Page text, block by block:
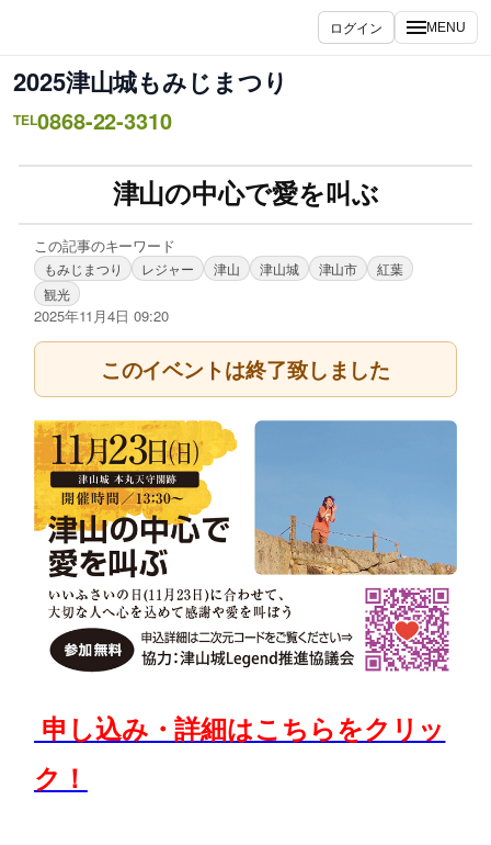
ログイン MENU
2025津山城もみじまつり
TEL0868-22-3310
津山の中心で愛を叫ぶ
この記事のキーワード
もみじまつり レジャー 津山 津山城 津山市
紅葉
観光
2025年11月4日 09:20
このイベントは終了致しました
申し込み・詳細はこちらをクリッ
ク！